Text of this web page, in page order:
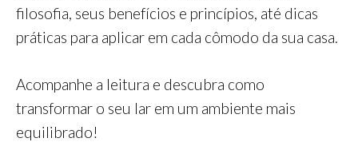
filosofia, seus benefícios e princípios, até dicas
práticas para aplicar em cada cômodo da sua casa.
Acompanhe a leitura e descubra como
transformar o seu lar em um ambiente mais
equilibrado!